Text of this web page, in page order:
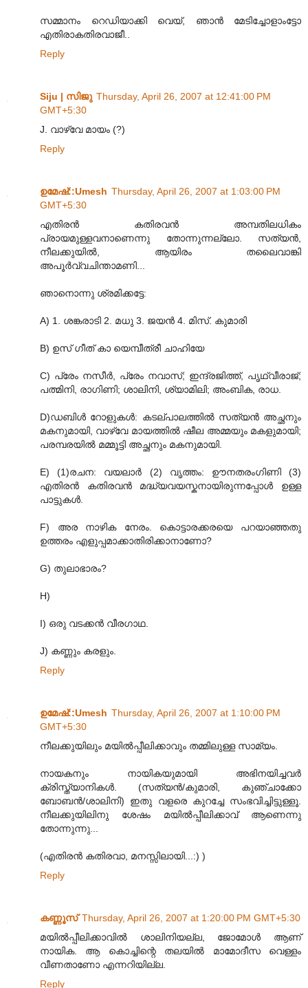
സമ്മാനം റെഡിയാക്കി വെയ്‌, ഞാന്‍ മേടിച്ചോളാംട്ടോ
എതിരാകതിരവാജീ..
Reply
Siju | സിജു Thursday, April 26, 2007 at 12:41:00 PM
GMT+5:30
J. വാഴ്വേ മായം (?)
Reply
ഉമേഷ്::Umesh Thursday, April 26, 2007 at 1:03:00 PM
GMT+5:30
എതിരന്‍ കതിരവന്‍ അമ്പതിലധികം
പ്രായമുള്ളവനാണെന്നു തോന്നുന്നല്ലോ‍. സത്യന്‍,
നീലക്കുയില്‍, ആയിരം തലൈവാങ്കി
അപൂര്‍വ്വചിന്താമണി...
ഞാനൊന്നു ശ്രമിക്കട്ടേ:
A) 1. ശങ്കരാടി 2. മധു 3. ജയന്‍ 4. മിസ്. കുമാരി
B) ഉസ് ഗീത് കാ യെമ്പീത്രീ ചാഹിയേ
C) പ്രേം നസീര്‍, പ്രേം നവാസ്; ഇന്ദ്രജിത്ത്, പൃഥ്വീരാജ്;
പത്മിനി, രാഗിണി; ശാലിനി, ശ്യാമിലി; അംബിക, രാധ.
D)ഡബിള്‍ റോളുകള്‍: കടല്പാലത്തില്‍ സത്യന്‍ അച്ഛനും
മകനുമായി, വാഴ്വേ മായത്തില്‍ ഷീല അമ്മയും മകളുമായി;
പരമ്പരയില്‍ മമ്മൂട്ടി അച്ഛനും മകനുമായി.
E) (1)രചന: വയലാര്‍ (2) വൃത്തം: ഊനതരംഗിണി (3)
എതിരന്‍ കതിരവന്‍ മദ്ധ്യവയസ്കനായിരുന്നപ്പോള്‍ ഉള്ള
പാട്ടുകള്‍.
F) അര നാഴിക നേരം. കൊട്ടാരക്കരയെ പറയാഞ്ഞതു
ഉത്തരം എളുപ്പമാക്കാതിരിക്കാനാണോ?
G) തുലാഭാരം?
H)
I) ഒരു വടക്കന്‍ വീരഗാഥ.
J) കണ്ണും കരളും.
Reply
ഉമേഷ്::Umesh Thursday, April 26, 2007 at 1:10:00 PM
GMT+5:30
നീലക്കുയിലും മയില്‍പ്പീലിക്കാവും തമ്മിലുള്ള സാമ്യം.
നായകനും നായികയുമായി അഭിനയിച്ചവര്‍
ക്രിസ്ത്യാനികള്‍. (സത്യന്‍/കുമാരി, കുഞ്ചാക്കോ
ബോബന്‍/ശാലിനി) ഇതു വളരെ കുറച്ചേ സംഭവിച്ചിട്ടുള്ളൂ.
നീലക്കുയിലിനു ശേഷം മയില്‍പ്പീലിക്കാവ് ആണെന്നു
തോന്നുന്നു...
(എതിരന്‍ കതിരവാ, മനസ്സിലായി...:) )
Reply
കണ്ണൂസ്‌ Thursday, April 26, 2007 at 1:20:00 PM GMT+5:30
മയില്‍പ്പീലിക്കാവില്‍ ശാലിനിയല്ല, ജോമോള്‍ ആണ്‌
നായിക. ആ കൊച്ചിന്റെ തലയില്‍ മാമോദീസ വെള്ളം
വീണതാണോ എന്നറിയില്ല.
Reply